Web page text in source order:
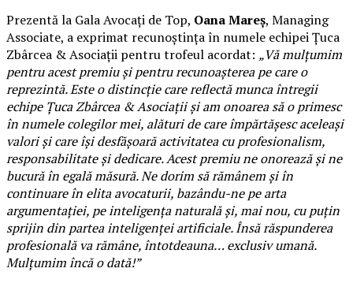
Prezentă la Gala Avocați de Top, Oana Mareș, Managing
Associate, a exprimat recunoștința în numele echipei Țuca
Zbârcea & Asociații pentru trofeul acordat: „Vă mulțumim
pentru acest premiu și pentru recunoașterea pe care o
reprezintă. Este o distincție care reflectă munca întregii
echipe Țuca Zbârcea & Asociații și am onoarea să o primesc
în numele colegilor mei, alături de care împărtășesc aceleași
valori și care își desfășoară activitatea cu profesionalism,
responsabilitate și dedicare. Acest premiu ne onorează și ne
bucură în egală măsură. Ne dorim să rămânem și în
continuare în elita avocaturii, bazându-ne pe arta
argumentației, pe inteligența naturală și, mai nou, cu puțin
sprijin din partea inteligenței artificiale. Însă răspunderea
profesională va rămâne, întotdeauna… exclusiv umană.
Mulțumim încă o dată!”